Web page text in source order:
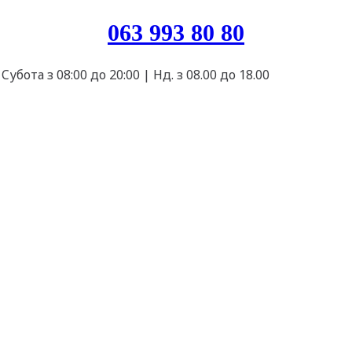
063 993 80 80
з 08:00 до 20:00 | Нд. з 08.00 до 18.00